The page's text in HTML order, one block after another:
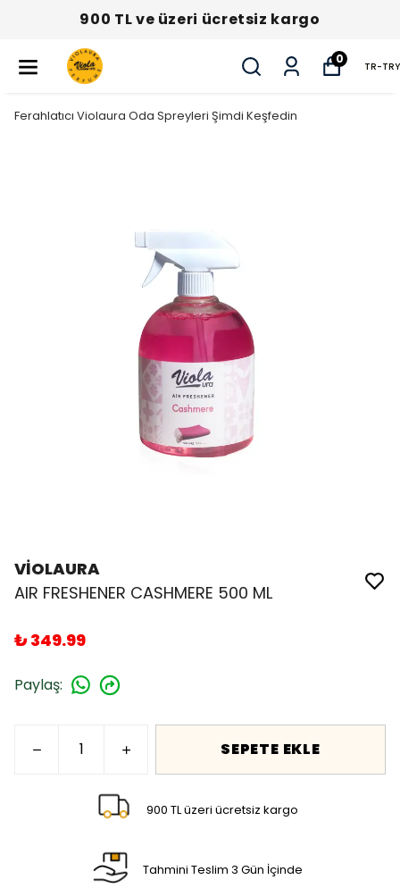
900 TL ve üzeri ücretsiz kargo
0
TR-TRY
Ferahlatıcı Violaura Oda Spreyleri Şimdi Keşfedin
VİOLAURA
AIR FRESHENER CASHMERE 500 ML
₺ 349.99
Paylaş:
SEPETE EKLE
900 TL üzeri ücretsiz kargo
Tahmini Teslim 3 Gün İçinde